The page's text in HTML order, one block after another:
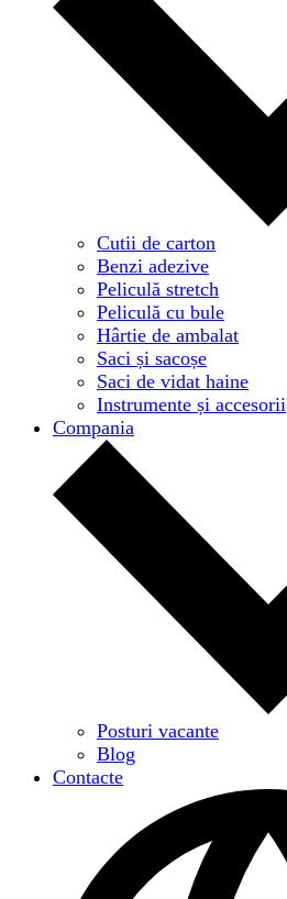
Cutii de carton
Benzi adezive
Peliculă stretch
Peliculă cu bule
Hârtie de ambalat
Saci și sacoșe
Saci de vidat haine
Instrumente și accesorii
Compania
Posturi vacante
Blog
Contacte